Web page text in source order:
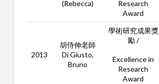
(Rebecca)
Research
Award
2013
胡侍伸老師
Di Giusto,
Bruno
學術研究成果獎
勵 /
Excellence in
Research
Award